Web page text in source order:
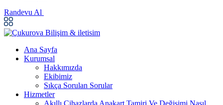
Randevu Al
Ana Sayfa
Kurumsal
Hakkımızda
Ekibimiz
Sıkça Sorulan Sorular
Hizmetler
Akıllı Cihazlarda Anakart Tamiri Ve Değişimi Nasıl